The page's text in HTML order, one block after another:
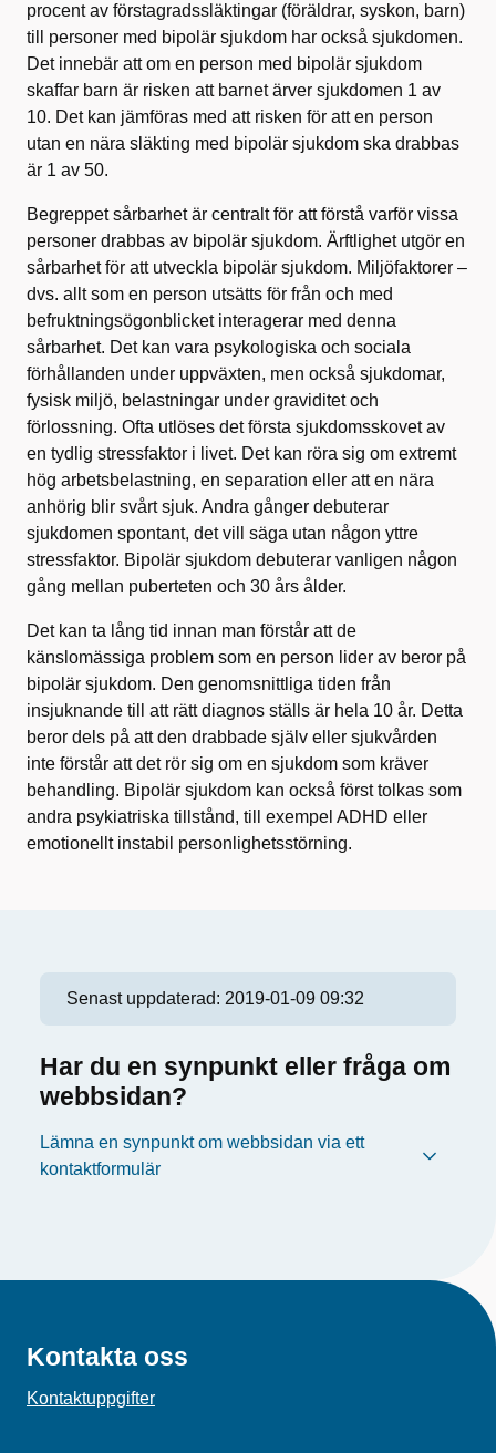
procent av förstagradssläktingar (föräldrar, syskon, barn)
till personer med bipolär sjukdom har också sjukdomen.
Det innebär att om en person med bipolär sjukdom
skaffar barn är risken att barnet ärver sjukdomen 1 av
10. Det kan jämföras med att risken för att en person
utan en nära släkting med bipolär sjukdom ska drabbas
är 1 av 50.
Begreppet sårbarhet är centralt för att förstå varför vissa
personer drabbas av bipolär sjukdom. Ärftlighet utgör en
sårbarhet för att utveckla bipolär sjukdom. Miljöfaktorer –
dvs. allt som en person utsätts för från och med
befruktningsögonblicket interagerar med denna
sårbarhet. Det kan vara psykologiska och sociala
förhållanden under uppväxten, men också sjukdomar,
fysisk miljö, belastningar under graviditet och
förlossning. Ofta utlöses det första sjukdomsskovet av
en tydlig stressfaktor i livet. Det kan röra sig om extremt
hög arbetsbelastning, en separation eller att en nära
anhörig blir svårt sjuk. Andra gånger debuterar
sjukdomen spontant, det vill säga utan någon yttre
stressfaktor. Bipolär sjukdom debuterar vanligen någon
gång mellan puberteten och 30 års ålder.
Det kan ta lång tid innan man förstår att de
känslomässiga problem som en person lider av beror på
bipolär sjukdom. Den genomsnittliga tiden från
insjuknande till att rätt diagnos ställs är hela 10 år. Detta
beror dels på att den drabbade själv eller sjukvården
inte förstår att det rör sig om en sjukdom som kräver
behandling. Bipolär sjukdom kan också först tolkas som
andra psykiatriska tillstånd, till exempel ADHD eller
emotionellt instabil personlighetsstörning.
Senast uppdaterad: 2019-01-09 09:32
Har du en synpunkt eller fråga om
webbsidan?
Lämna en synpunkt om webbsidan via ett
kontaktformulär
Kontakta oss
Kontaktuppgifter